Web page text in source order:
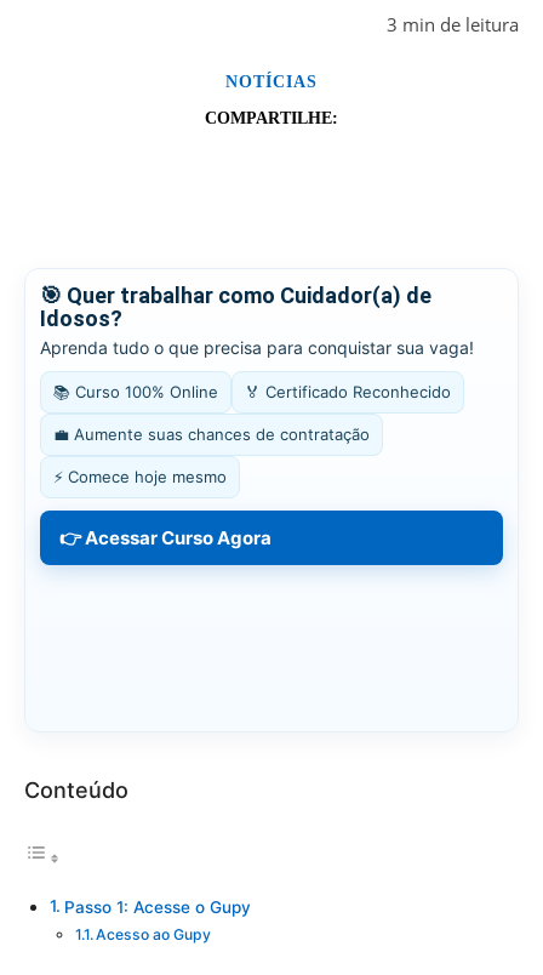
3 min de leitura
NOTÍCIAS
COMPARTILHE:
🎯 Quer trabalhar como Cuidador(a) de
Idosos?
Aprenda tudo o que precisa para conquistar sua vaga!
📚 Curso 100% Online 🏅 Certificado Reconhecido
💼 Aumente suas chances de contratação
⚡ Comece hoje mesmo
👉 Acessar Curso Agora
Conteúdo
Passo 1: Acesse o Gupy
Acesso ao Gupy